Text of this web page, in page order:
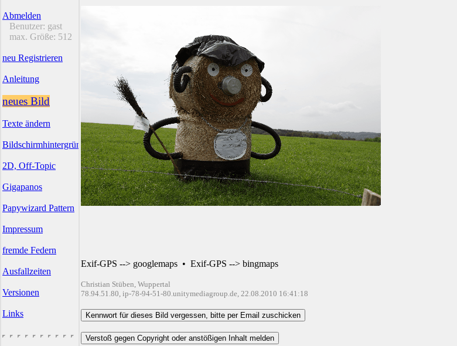
Abmelden
Benutzer: gast
max. Größe: 512
neu Registrieren
Anleitung
neues Bild
Texte ändern
Bildschirmhintergründe
2D, Off-Topic
Gigapanos
Papywizard Pattern
Impressum
fremde Federn
Ausfallzeiten
Versionen
Links
Exif-GPS --> googlemaps • Exif-GPS --> bingmaps
Christian Stüben, Wuppertal
78.94.51.80, ip-78-94-51-80.unitymediagroup.de, 22.08.2010 16:41:18